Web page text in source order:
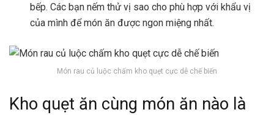
bếp. Các bạn nếm thử vị sao cho phù hợp với khẩu vị
của mình để món ăn được ngon miệng nhất.
Món rau củ luộc chấm kho quẹt cực dễ chế biến
Kho quẹt ăn cùng món ăn nào là